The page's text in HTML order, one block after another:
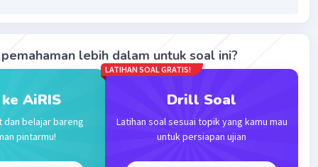
Community
terverifikasi
lebih dalam untuk soal ini?
AiRIS
dan belajar bareng
pintarmu!
LATIHAN SOAL GRATIS!
Drill Soal
Latihan soal sesuai topik yang kamu mau
untuk persiapan ujian